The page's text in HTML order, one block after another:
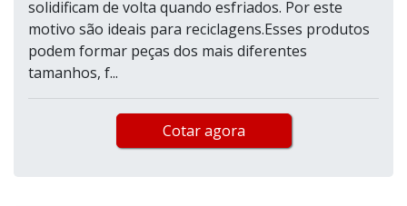
solidificam de volta quando esfriados. Por este
motivo são ideais para reciclagens.Esses produtos
podem formar peças dos mais diferentes
tamanhos, f...
Cotar agora